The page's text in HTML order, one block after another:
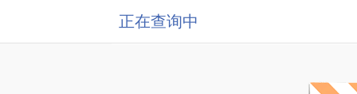
正在查询中